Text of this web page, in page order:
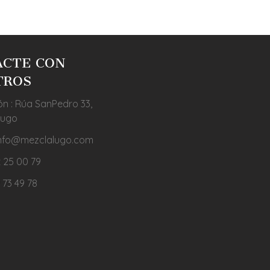
CON
: Rúa SanPedro 33,
25 00 79
49 78